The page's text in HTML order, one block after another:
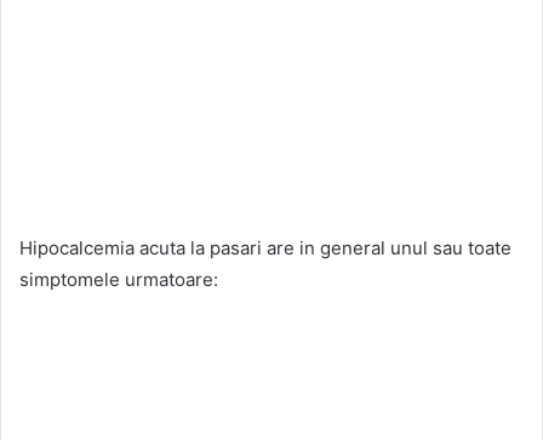
Hipocalcemia acuta la pasari are in general unul sau toate
simptomele urmatoare: